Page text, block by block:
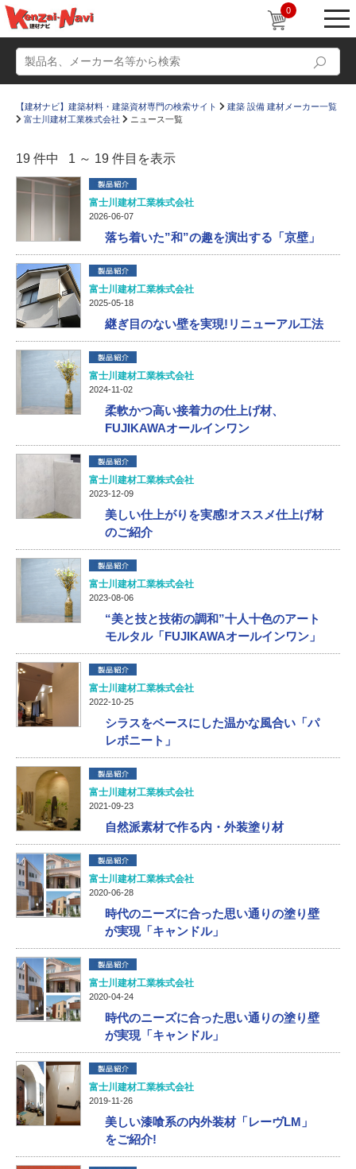
0
動画
すまいリング 設計士インタビュー
Q＆A
お気に入り
【建材ナビ】建築材料・建築資材専門の検索サイト
建築 設備 建材メーカー一覧
富士川建材工業株式会社
ニュース一覧
19 件中 1 ～ 19 件目を表示
富士川建材工業株式会社
2026-06-07
落ち着いた”和”の趣を演出する「京壁」
富士川建材工業株式会社
2025-05-18
継ぎ目のない壁を実現!リニューアル工法
富士川建材工業株式会社
2024-11-02
柔軟かつ高い接着力の仕上げ材、
FUJIKAWAオールインワン
富士川建材工業株式会社
2023-12-09
美しい仕上がりを実感!オススメ仕上げ材
のご紹介
富士川建材工業株式会社
2023-08-06
“美と技と技術の調和”十人十色のアート
モルタル「FUJIKAWAオールインワン」
富士川建材工業株式会社
2022-10-25
シラスをベースにした温かな風合い「パ
レボニート」
富士川建材工業株式会社
2021-09-23
自然派素材で作る内・外装塗り材
富士川建材工業株式会社
2020-06-28
時代のニーズに合った思い通りの塗り壁
が実現「キャンドル」
富士川建材工業株式会社
2020-04-24
時代のニーズに合った思い通りの塗り壁
が実現「キャンドル」
富士川建材工業株式会社
2019-11-26
美しい漆喰系の内外装材「レーヴLM」
をご紹介!